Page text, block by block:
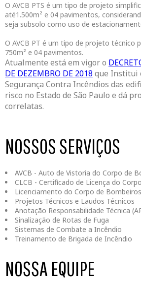
O AVCB PTS é um tipo de projeto
até1.500m² e 04 pavimentos,
seja subsolo como uso de
O AVCB PT é um tipo de projeto técnico
750m² e 04 pavimentos.
Atualmente está em vigor o
DE DEZEMBRO DE 2018 que Institui
Segurança Contra Incêndios das
risco no Estado de São Paulo e dá
correlatas.
NOSSOS SERVIÇOS
AVCB - Auto de Vistoria do Corpo de
CLCB - Certificado de Licença do
Licenciamento do Corpo de Bombeiros
Projetos Técnicos e Laudos Técnicos
Anotação Responsabilidade Técnica
Sinalização de Rotas de Fuga
Sistemas de Combate a Incêndio
Treinamento de Brigada de Incêndio
NOSSA EQUIPE